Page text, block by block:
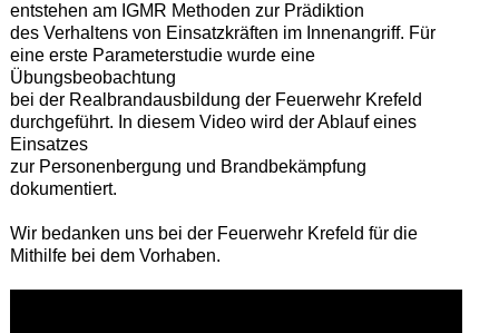
entstehen am IGMR Methoden zur Prädiktion
des Verhaltens von Einsatzkräften im Innenangriff. Für
eine erste Parameterstudie wurde eine
Übungsbeobachtung
bei der Realbrandausbildung der Feuerwehr Krefeld
durchgeführt. In diesem Video wird der Ablauf eines
Einsatzes
zur Personenbergung und Brandbekämpfung
dokumentiert.
Wir bedanken uns bei der Feuerwehr Krefeld für die
Mithilfe bei dem Vorhaben.